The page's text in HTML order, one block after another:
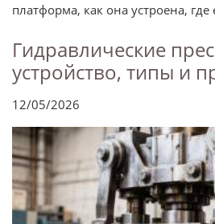
платформа, как она устроена,
Гидравлические
устройство, типы и
12/05/2026